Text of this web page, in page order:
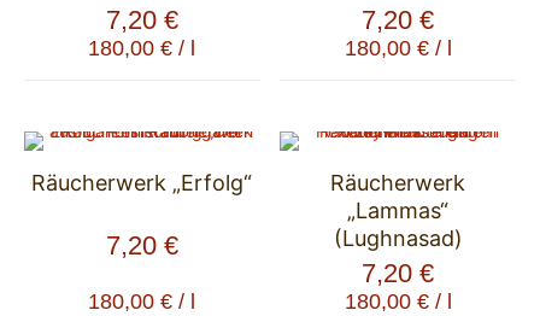
7,20 €
180,00€ /
7,20€
180,00 €/
Räucherwerk „Erfolg“
7,20 €
180,00€ /
Räucherwerk
„Lammas“
(Lughnasad)
7,20€
180,00 €/